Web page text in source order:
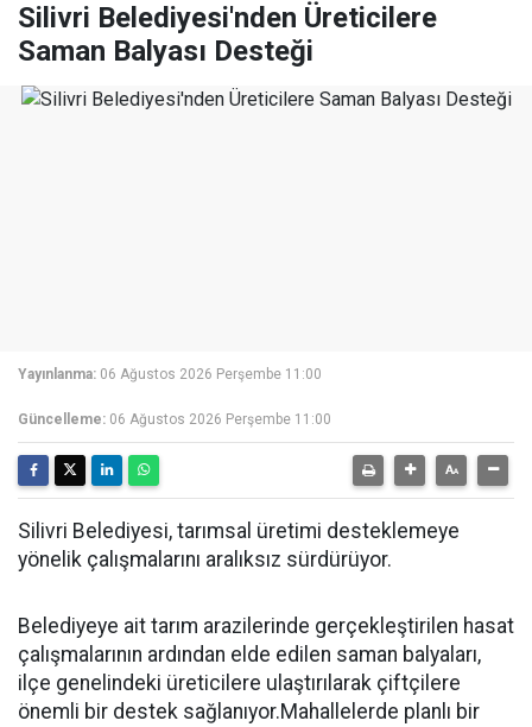
Silivri Belediyesi'nden Üreticilere
Saman Balyası Desteği
Yayınlanma: 06 Ağustos 2026 Perşembe 11:00
Güncelleme: 06 Ağustos 2026 Perşembe 11:00
Silivri Belediyesi, tarımsal üretimi desteklemeye
yönelik çalışmalarını aralıksız sürdürüyor.
Belediyeye ait tarım arazilerinde gerçekleştirilen hasat
çalışmalarının ardından elde edilen saman balyaları,
ilçe genelindeki üreticilere ulaştırılarak çiftçilere
önemli bir destek sağlanıyor.Mahallelerde planlı bir